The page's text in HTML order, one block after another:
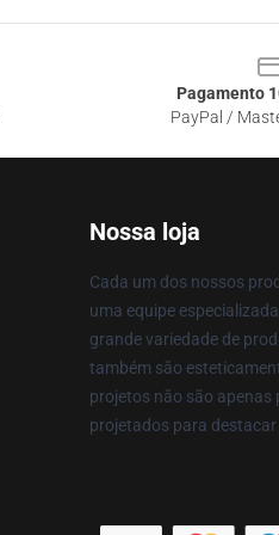
Pagamento
PayPal /
Nossa loja
Cada um dos nossos
uma equipe
grande variedade de
também são
projetos não são apenas
projetados para destacar